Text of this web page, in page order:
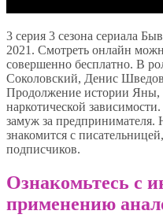
3 серия 3 сезона сериала
2021. Смотреть онлайн
совершенно бесплатно. В
Соколовский, Денис
Продолжение истории Яны,
наркотической
замуж за предпринимателя.
знакомится с
подписчиков.
Ознакомьтесь с
применению